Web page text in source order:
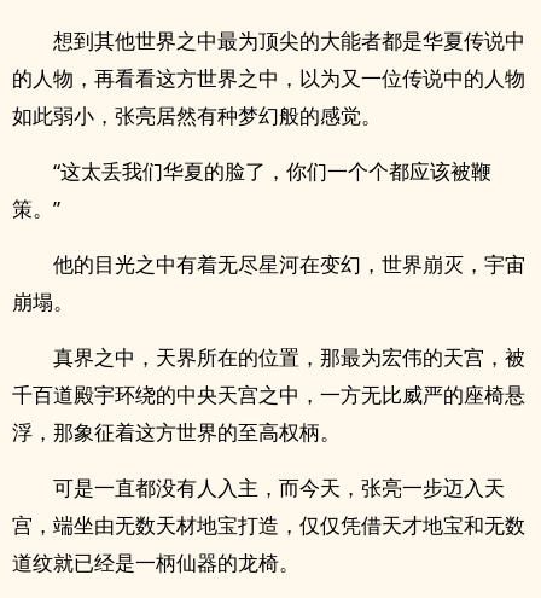
想到其他世界之中最为顶尖的大能者都是华夏传说中
的人物，再看看这方世界之中，以为又一位传说中的人物
如此弱小，张亮居然有种梦幻般的感觉。
“这太丢我们华夏的脸了，你们一个个都应该被鞭
策。”
他的目光之中有着无尽星河在变幻，世界崩灭，宇宙
崩塌。
真界之中，天界所在的位置，那最为宏伟的天宫，被
千百道殿宇环绕的中央天宫之中，一方无比威严的座椅悬
浮，那象征着这方世界的至高权柄。
可是一直都没有人入主，而今天，张亮一步迈入天
宫，端坐由无数天材地宝打造，仅仅凭借天才地宝和无数
道纹就已经是一柄仙器的龙椅。